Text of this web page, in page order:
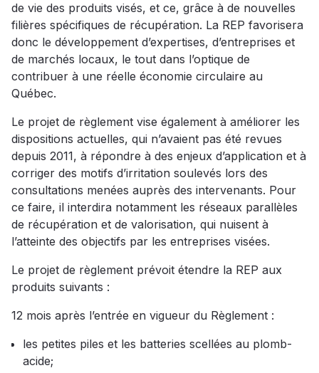
de vie des produits visés, et ce, grâce à de nouvelles
filières spécifiques de récupération. La REP favorisera
donc le développement d’expertises, d’entreprises et
de marchés locaux, le tout dans l’optique de
contribuer à une réelle économie circulaire au
Québec.
Le projet de règlement vise également à améliorer les
dispositions actuelles, qui n’avaient pas été revues
depuis 2011, à répondre à des enjeux d’application et à
corriger des motifs d’irritation soulevés lors des
consultations menées auprès des intervenants. Pour
ce faire, il interdira notamment les réseaux parallèles
de récupération et de valorisation, qui nuisent à
l’atteinte des objectifs par les entreprises visées.
Le projet de règlement prévoit étendre la REP aux
produits suivants :
12 mois après l’entrée en vigueur du Règlement :
les petites piles et les batteries scellées au plomb-
acide;